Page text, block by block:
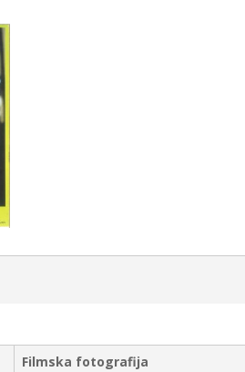
Filmska fotografija